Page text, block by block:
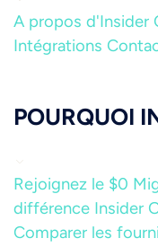
A propos d'Insider
Intégrations
POURQUOI
Rejoignez le $0
différence Insider
Comparer les